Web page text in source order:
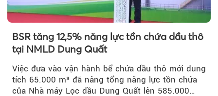
BSR tăng 12,5% năng lực tồn chứa dầu thô
tại NMLD Dung Quất
Việc đưa vào vận hành bể chứa dầu thô mới dung
tích 65.000 m³ đã nâng tổng năng lực tồn chứa
của Nhà máy Lọc dầu Dung Quất lên 585.000